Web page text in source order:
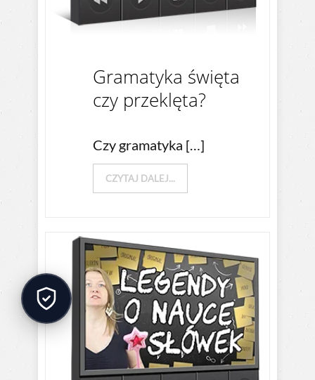
Gramatyka święta
czy przeklęta?
Czy gramatyka […]
CZYTAJ DALEJ...